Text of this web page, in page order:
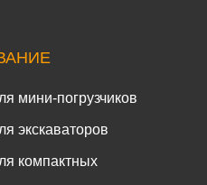
мини-погрузчиков
экскаваторов
компактных